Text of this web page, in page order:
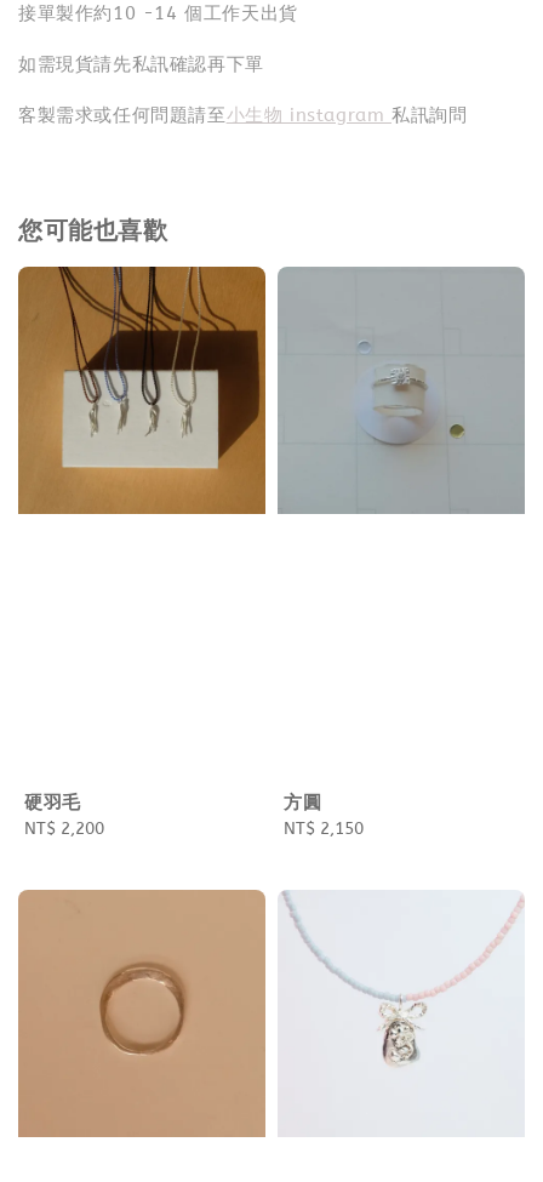
接單製作約10 -14 個工作天出貨
如需現貨請先私訊確認再下單
客製需求或任何問題請至小生物 instagram私訊詢問
您可能也喜歡
硬羽毛
Regular
NT$ 2,200
方圓
Regular
NT$ 2,150